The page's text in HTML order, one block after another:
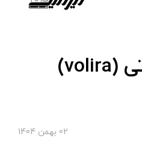
هود فرمان صوتی (volira)
02 بهمن 1404